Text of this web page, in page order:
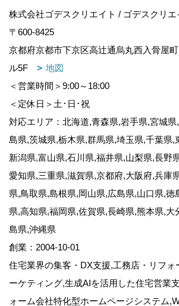
株式会社ゴデスクリエイト / ゴデスクリエ
〒600-8425
京都府京都市下京区高辻通烏丸西入骨屋
ル5F
地図
＜営業時間＞9:00～18:00
＜定休日＞土･日･祝
対応エリア：北海道,青森県,岩手県,宮城
島県,茨城県,栃木県,群馬県,埼玉県,千葉県,
新潟県,富山県,石川県,福井県,山梨県,長野
愛知県,三重県,滋賀県,京都府,大阪府,兵庫
県,鳥取県,島根県,岡山県,広島県,山口県,徳
県,高知県,福岡県,佐賀県,長崎県,熊本県,大
島県,沖縄県
創業：2004-10-01
住宅業界の集客・DX支援,工務店・リフォ
ーケティング,生成AIを活用した住宅営業
ォーム会社特化型ホームページシステム